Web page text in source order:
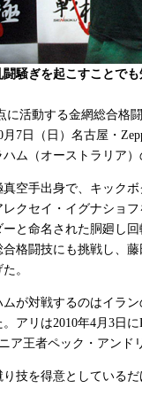
騒ぎを起こすことで
活動する金網総合格
7日（日）名古屋・
ハム（オーストラリア
空手出身で、キック
レクセイ・イグナショ
ーと命名された胴廻し
合格闘技にも挑戦し、
。
が対戦するのはイラ
アリは2010年4月3日
ア王者ペック・アンド
技を得意としている